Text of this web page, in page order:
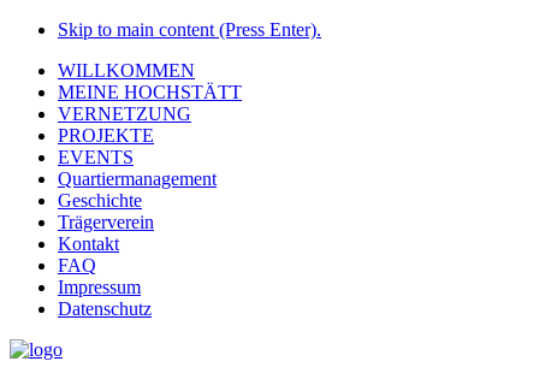
Skip to main content (Press Enter).
WILLKOMMEN
MEINE HOCHSTÄTT
VERNETZUNG
PROJEKTE
EVENTS
Quartiermanagement
Geschichte
Trägerverein
Kontakt
FAQ
Impressum
Datenschutz